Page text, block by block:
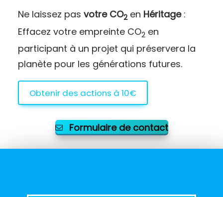
Ne laissez pas votre CO2en Héritage:
Effacez votre empreinte CO2 en
participant à un projet qui préservera la
planète pour les générations futures.
Obtenir des actions à 10€
Formulaire de contact